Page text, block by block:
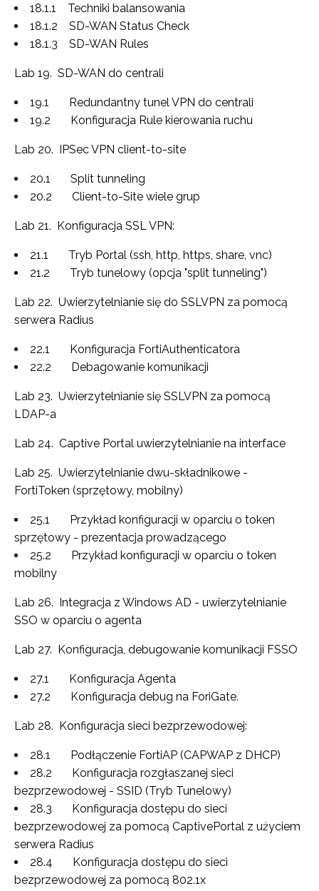
18.1.1 Techniki balansowania
18.1.2 SD-WAN Status Check
18.1.3 SD-WAN Rules
Lab 19. SD-WAN do centrali
19.1 Redundantny tunel VPN do centrali
19.2 Konfiguracja Rule kierowania ruchu
Lab 20. IPSec VPN client-to-site
20.1 Split tunneling
20.2 Client-to-Site wiele grup
Lab 21. Konfiguracja SSL VPN:
21.1 Tryb Portal (ssh, http, https, share, vnc)
21.2 Tryb tunelowy (opcja "split tunneling")
Lab 22. Uwierzytelnianie się do SSLVPN za pomocą
serwera Radius
22.1 Konfiguracja FortiAuthenticatora
22.2 Debagowanie komunikacji
Lab 23. Uwierzytelnianie się SSLVPN za pomocą
LDAP-a
Lab 24. Captive Portal uwierzytelnianie na interface
Lab 25. Uwierzytelnianie dwu-składnikowe -
FortiToken (sprzętowy, mobilny)
25.1 Przykład konfiguracji w oparciu o token
sprzętowy - prezentacja prowadzącego
25.2 Przykład konfiguracji w oparciu o token
mobilny
Lab 26. Integracja z Windows AD - uwierzytelnianie
SSO w oparciu o agenta
Lab 27. Konfiguracja, debugowanie komunikacji FSSO
27.1 Konfiguracja Agenta
27.2 Konfiguracja debug na ForiGate.
Lab 28. Konfiguracja sieci bezprzewodowej:
28.1 Podłączenie FortiAP (CAPWAP z DHCP)
28.2 Konfiguracja rozgłaszanej sieci
bezprzewodowej - SSID (Tryb Tunelowy)
28.3 Konfiguracja dostępu do sieci
bezprzewodowej za pomocą CaptivePortal z użyciem
serwera Radius
28.4 Konfiguracja dostępu do sieci
bezprzewodowej za pomocą 802.1x